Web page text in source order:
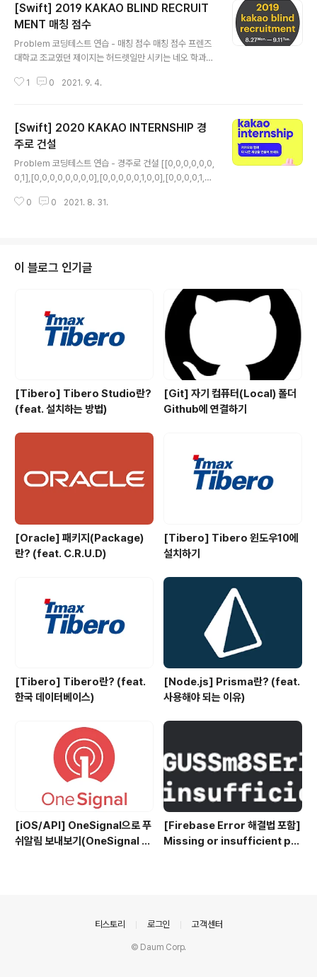
[Swift] 2019 KAKAO BLIND RECRUIT
MENT 매칭 점수
Problem 코딩테스트 연습 - 매칭 점수 매칭 점수 프렌즈
대학교 조교였던 제이지는 허드렛일만 시키는 네오 학과장
관심있어하던 검색에 마침 결원이 발생하여, 검색개발팀 p
총 점수,외부 링크를 프로퍼티로 설정해줍니다. struct Pa
ge { var index:Int, url:String,score:Double,extern
alLinks:[String] } 2. " Int { for pageInfo in pageInf
os { for link in pageInfo.externalLinks { if let inde
x = p..
1 0 2021. 9. 4.
[Swift] 2020 KAKAO INTERNSHIP 경
주로 건설
Problem 코딩테스트 연습 - 경주로 건설 [[0,0,0,0,0,0,
0,1],[0,0,0,0,0,0,0,0],[0,0,0,0,0,1,0,0],[0,0,0,0,1,0,
0],[1,0,0,0,0,0,0,0]] 3800 [[0,0,1,0],[0,0,0,0],[0,1,
상하좌우 방향 모델을 만들어준다. (필수는 아님) 자동차에
필요한 x,y,price,prev와 상..
0 0 2021. 8. 31.
이 블로그 인기글
[Tibero] Tibero Studio란?
(feat. 설치하는 방법)
[Git] 자기 컴퓨터(Local) 폴더
Github에 연결하기
[Oracle] 패키지(Package)
란? (feat. C.R.U.D)
[Tibero] Tibero 윈도우10에
설치하기
[Tibero] Tibero란? (feat.
한국 데이터베이스)
[Node.js] Prisma란? (feat.
사용해야 되는 이유)
[iOS/API] OneSignal으로 푸
쉬알림 보내보기(OneSignal P
[Firebase Error 해결법 포함]
Missing or insufficient per
티스토리 로그인 고객센터
© Daum Corp.